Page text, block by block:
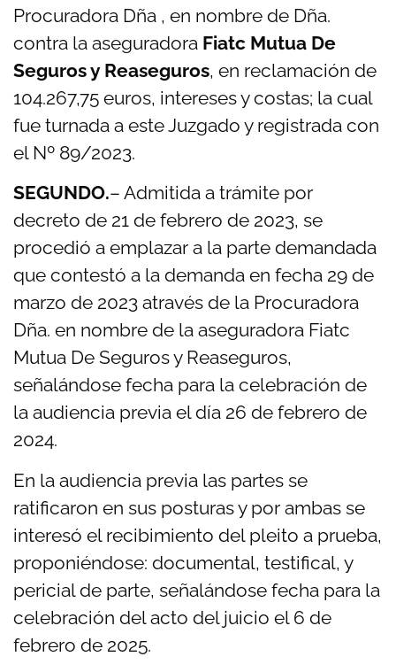
Procuradora Dña , en nombre de Dña.
contra la aseguradora Fiatc Mutua De
Seguros y Reaseguros, en reclamación de
104.267,75 euros, intereses y costas; la cual
fue turnada a este Juzgado y registrada con
el Nº 89/2023.
SEGUNDO.– Admitida a trámite por
decreto de 21 de febrero de 2023, se
procedió a emplazar a la parte demandada
que contestó a la demanda en fecha 29 de
marzo de 2023 através de la Procuradora
Dña. en nombre de la aseguradora Fiatc
Mutua De Seguros y Reaseguros,
señalándose fecha para la celebración de
la audiencia previa el día 26 de febrero de
2024.
En la audiencia previa las partes se
ratificaron en sus posturas y por ambas se
interesó el recibimiento del pleito a prueba,
proponiéndose: documental, testifical, y
pericial de parte, señalándose fecha para la
celebración del acto del juicio el 6 de
febrero de 2025.